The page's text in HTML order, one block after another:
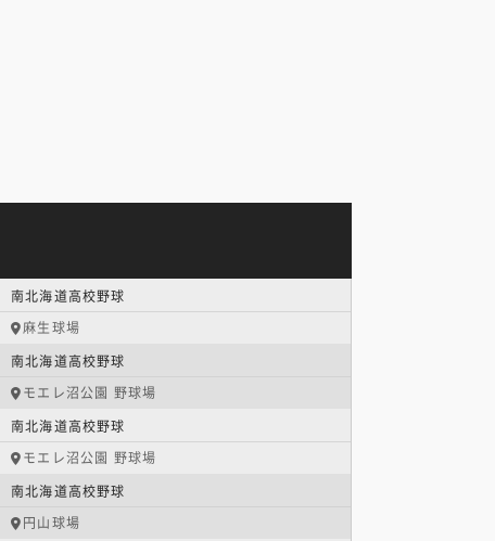
南北海道高校野球
麻生球場
南北海道高校野球
モエレ沼公園 野球場
南北海道高校野球
モエレ沼公園 野球場
南北海道高校野球
円山球場